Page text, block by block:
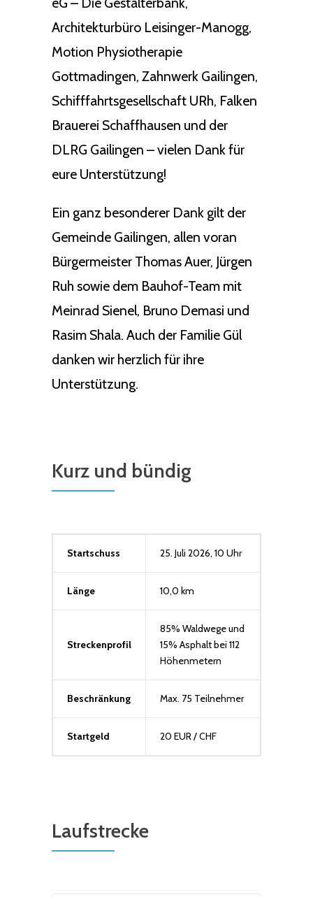
Architekturbüro Leisinger-Manogg,
Motion Physiotherapie
Gottmadingen, Zahnwerk Gailingen,
Schifffahrtsgesellschaft URh, Falken
Brauerei Schaffhausen und der
DLRG Gailingen – vielen Dank für
eure Unterstützung!
Ein ganz besonderer Dank gilt der
Gemeinde Gailingen, allen voran
Bürgermeister Thomas Auer, Jürgen
Ruh sowie dem Bauhof-Team mit
Meinrad Sienel, Bruno Demasi und
Rasim Shala. Auch der Familie Gül
danken wir herzlich für ihre
Unterstützung.
Kurz und bündig
Startschuss 25. Juli 2026, 10 Uhr
Länge 10,0 km
Streckenprofil
85% Waldwege und
15% Asphalt bei 112
Höhenmetern
Beschränkung Max. 75 Teilnehmer
Startgeld 20 EUR / CHF
Laufstrecke